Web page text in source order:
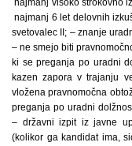
najmanj visoko strokovno
najmanj 6 let delovnih
svetovalec II; – znanje
– ne smejo biti
ki se preganja po uradni
kazen zapora v trajanju
vložena pravnomočna
preganja po uradni
– državni izpit iz javne
(kolikor ga kandidat ima,